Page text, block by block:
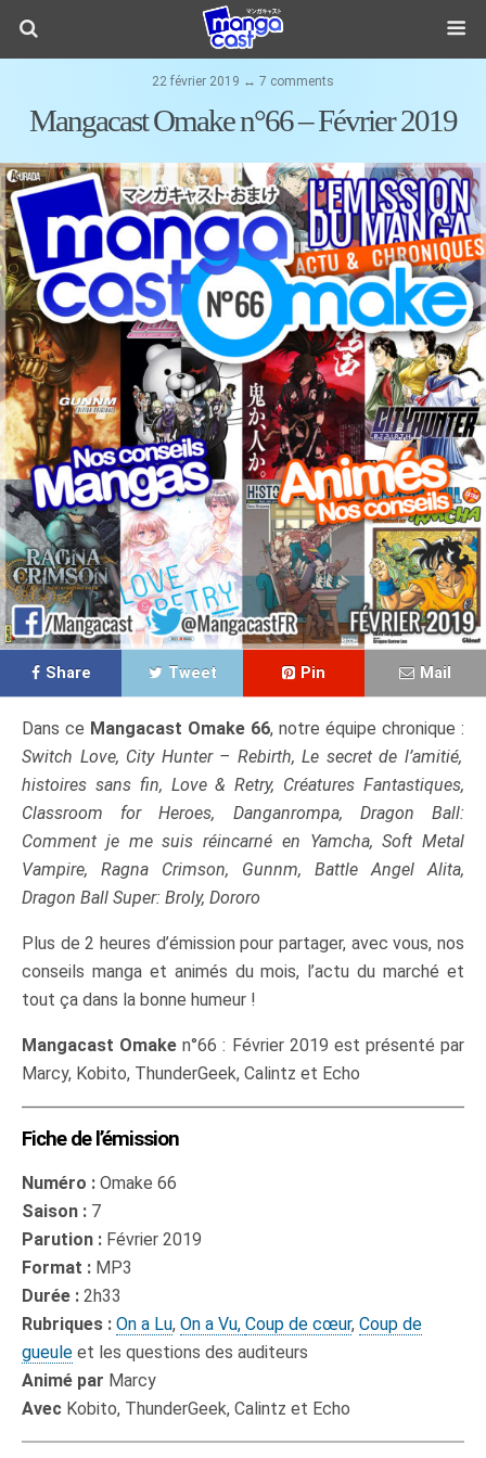
22 février 2019 ↔ 7 comments
Mangacast Omake n°66 – Février 2019
Share Tweet Pin Mail
Dans ce Mangacast Omake 66, notre équipe chronique :
Switch Love, City Hunter – Rebirth, Le secret de l’amitié,
histoires sans fin, Love & Retry, Créatures Fantastiques,
Classroom for Heroes, Danganrompa, Dragon Ball:
Comment je me suis réincarné en Yamcha, Soft Metal
Vampire, Ragna Crimson, Gunnm, Battle Angel Alita,
Dragon Ball Super: Broly, Dororo
Plus de 2 heures d’émission pour partager, avec vous, nos
conseils manga et animés du mois, l’actu du marché et
tout ça dans la bonne humeur !
Mangacast Omaken°66 : Février 2019 est présenté par
Marcy, Kobito, ThunderGeek, Calintz et Echo
Fiche de l’émission
Numéro : Omake 66
Saison : 7
Parution : Février 2019
Format : MP3
Durée : 2h33
Rubriques : On a Lu, On a Vu, Coup de cœur, Coup de
gueule et les questions des auditeurs
Animé par Marcy
Avec Kobito, ThunderGeek, Calintz et Echo